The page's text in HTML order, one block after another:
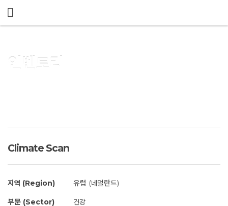
인벤토리
Climate Scan
지역 (Region) 유럽 (네덜란드)
부문 (Sector) 건강